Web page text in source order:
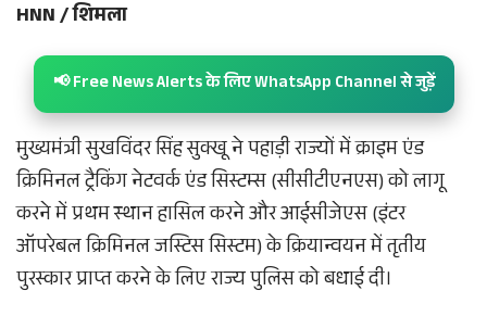
HNN / शिमला
📢 Free News Alerts के लिए WhatsApp Channel से जुड़ें
मुख्यमंत्री सुखविंदर सिंह सुक्खू ने पहाड़ी राज्यों में क्राइम एंड
क्रिमिनल ट्रैकिंग नेटवर्क एंड सिस्टम्स (सीसीटीएनएस) को लागू
करने में प्रथम स्थान हासिल करने और आईसीजेएस (इंटर
ऑपरेबल क्रिमिनल जस्टिस सिस्टम) के क्रियान्वयन में तृतीय
पुरस्कार प्राप्त करने के लिए राज्य पुलिस को बधाई दी।